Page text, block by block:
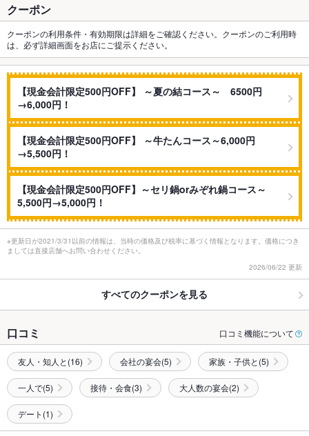
クーポン
クーポンの利用条件・有効期限は詳細をご確認ください。クーポンのご利用時
は、必ず詳細画面をお店にご提示ください。
【現金会計限定500円OFF】 ～夏の結コース～ 6500円
→6,000円！
【現金会計限定500円OFF】 ～牛たんコース～6,000円
→5,500円！
【現金会計限定500円OFF】～セリ鍋orみぞれ鍋コース～
5,500円→5,000円！
※更新日が2021/3/31以前の情報は、当時の価格及び税率に基づく情報となります。価格につき
ましては直接店舗へお問い合わせください。
2026/06/22 更新
すべてのクーポンを見る
口コミ 口コミ機能について
友人・知人と(16) 会社の宴会(5) 家族・子供と(5)
一人で(5) 接待・会食(3) 大人数の宴会(2)
デート(1)